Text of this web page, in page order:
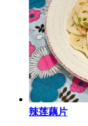
辣莲藕片